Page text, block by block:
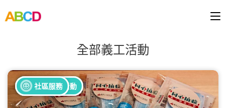
全部義工活動
全部健康活動
全部義工活動
社區服務